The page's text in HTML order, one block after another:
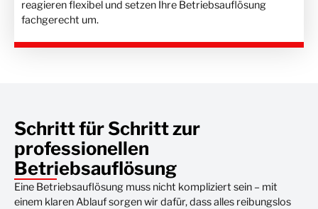
reagieren flexibel und setzen Ihre Betriebsauflösung
fachgerecht um.
Schritt für Schritt zur
professionellen
Betriebsauflösung
Eine Betriebsauflösung muss nicht kompliziert sein – mit
einem klaren Ablauf sorgen wir dafür, dass alles reibungslos